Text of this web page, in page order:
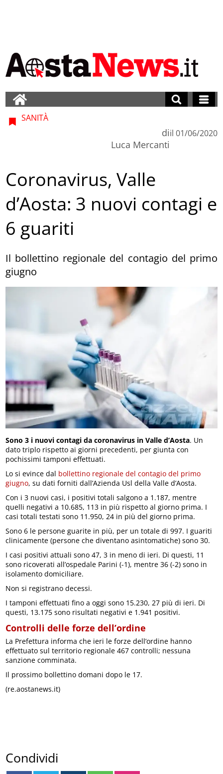
SANITÀ
di
Luca Mercanti
il 01/06/2020
Coronavirus, Valle
d’Aosta: 3 nuovi contagi e
6 guariti
Il bollettino regionale del contagio del primo
giugno
Sono 3 i nuovi contagi da coronavirus in Valle d’Aosta. Un
dato triplo rispetto ai giorni precedenti, per giunta con
pochissimi tamponi effettuati.
Lo si evince dal bollettino regionale del contagio del primo
giugno, su dati forniti dall’Azienda Usl della Valle d’Aosta.
Con i 3 nuovi casi, i positivi totali salgono a 1.187, mentre
quelli negativi a 10.685, 113 in più rispetto al giorno prima. I
casi totali testati sono 11.950, 24 in più del giorno prima.
Sono 6 le persone guarite in più, per un totale di 997. I guariti
clinicamente (persone che diventano asintomatiche) sono 30.
I casi positivi attuali sono 47, 3 in meno di ieri. Di questi, 11
sono ricoverati all’ospedale Parini (-1), mentre 36 (-2) sono in
isolamento domiciliare.
Non si registrano decessi.
I tamponi effettuati fino a oggi sono 15.230, 27 più di ieri. Di
questi, 13.175 sono risultati negativi e 1.941 positivi.
Controlli delle forze dell’ordine
La Prefettura informa che ieri le forze dell’ordine hanno
effettuato sul territorio regionale 467 controlli; nessuna
sanzione comminata.
Il prossimo bollettino domani dopo le 17.
(re.aostanews.it)
Condividi